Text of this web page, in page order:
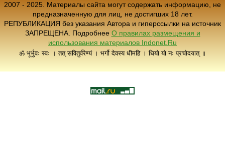
2007 - 2025. Материалы сайта могут содержать информацию, не
предназначенную для лиц, не достигших 18 лет.
РЕПУБЛИКАЦИЯ без указания Автора и гиперссылки на источник
ЗАПРЕЩЕНА. Подробнее О правилах размещения и
использования материалов Indonet.Ru
ॐ भूर्भुवः स्वः । तत् सवितुर्वरेण्यं । भर्गो देवस्य धीमहि । धियो यो नः प्रचोदयात् ॥